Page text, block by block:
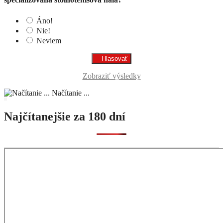
Áno!
Nie!
Neviem
Zobraziť výsledky
Načítanie ...
Najčítanejšie za 180 dní